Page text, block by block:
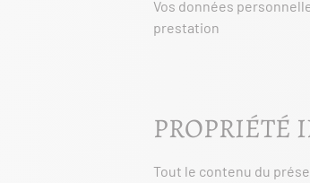
Vos données
prestation
PROPRIÉTÉ
Tout le contenu du